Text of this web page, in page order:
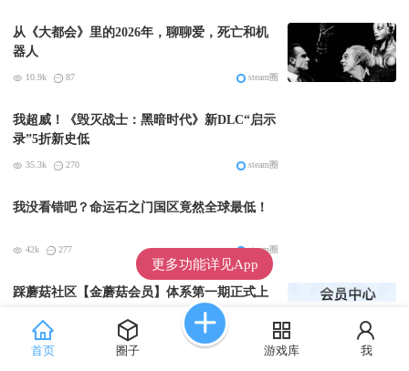
从《大都会》里的2026年，聊聊爱，死亡和机
器人
10.9k 87 steam圈
我超威！《毁灭战士：黑暗时代》新DLC“启示
录”5折新史低
35.3k 270 steam圈
我没看错吧？命运石之门国区竟然全球最低！
42k 277 steam圈
踩蘑菇社区【金蘑菇会员】体系第一期正式上
79.3k 社区站务
首页 圈子 游戏库 我
更多功能详见App